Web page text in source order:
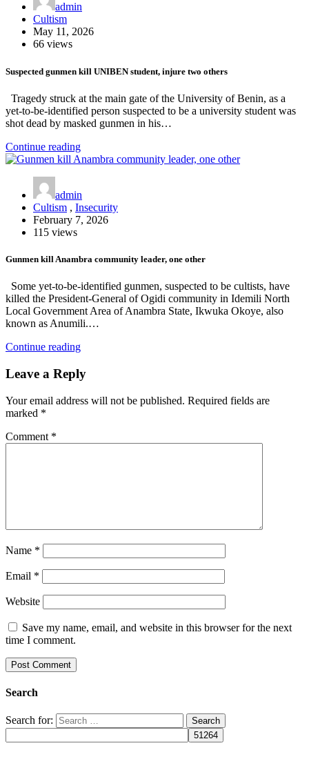
admin
Cultism
May 11, 2026
66 views
Suspected gunmen kill UNIBEN student, injure two others
Tragedy struck at the main gate of the University of Benin, as a
yet-to-be-identified person suspected to be a university student was
shot dead by masked gunmen in his…
Continue reading
admin
Cultism , Insecurity
February 7, 2026
115 views
Gunmen kill Anambra community leader, one other
Some yet-to-be-identified gunmen, suspected to be cultists, have
killed the President-General of Ogidi community in Idemili North
Local Government Area of Anambra State, Ikwuka Okoye, also
known as Anumili.…
Continue reading
Leave a Reply
Your email address will not be published. Required fields are
marked *
Comment *
Name *
Email *
Website
Save my name, email, and website in this browser for the next
time I comment.
Search
Search for: